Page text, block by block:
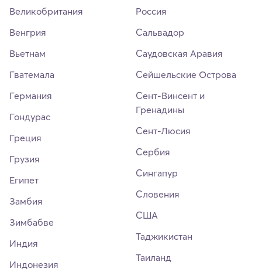
Великобритания
Венгрия
Вьетнам
Гватемала
Германия
Гондурас
Греция
Грузия
Египет
Замбия
Зимбабве
Индия
Индонезия
Россия
Сальвадор
Саудовская Аравия
Сейшельские Острова
Сент-Винсент и
Гренадины
Сент-Люсия
Сербия
Сингапур
Словения
США
Таджикистан
Таиланд